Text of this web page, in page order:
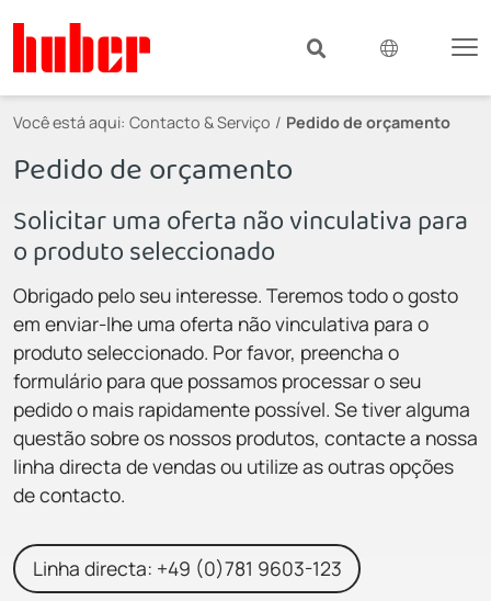
Você está aqui: Contacto & Serviço Pedido de orçamento
Pedido de orçamento
Solicitar uma oferta não vinculativa para
o produto seleccionado
Obrigado pelo seu interesse. Teremos todo o gosto
em enviar-lhe uma oferta não vinculativa para o
produto seleccionado. Por favor, preencha o
formulário para que possamos processar o seu
pedido o mais rapidamente possível. Se tiver alguma
questão sobre os nossos produtos, contacte a nossa
linha directa de vendas ou utilize as outras opções
de contacto.
Linha directa: +49 (0)781 9603-123